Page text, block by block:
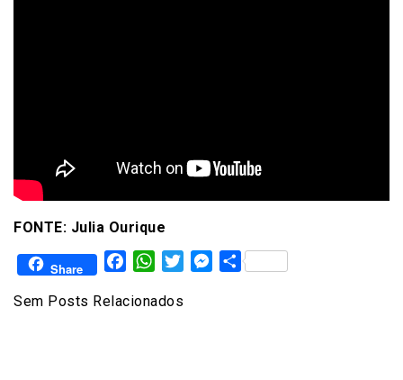
FONTE: Julia Ourique
Share FacebookWhatsAppTwitterMessenger
Share
Sem Posts Relacionados